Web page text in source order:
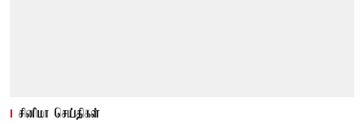
சினிமா செய்திகள்